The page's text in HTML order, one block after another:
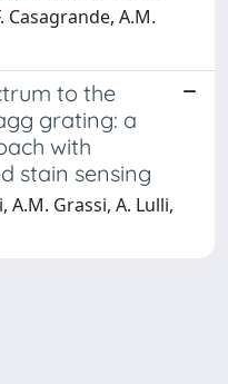
Casagrande, A.M.
to the
grating: a
with
stain sensing
A.M. Grassi, A. Lulli,